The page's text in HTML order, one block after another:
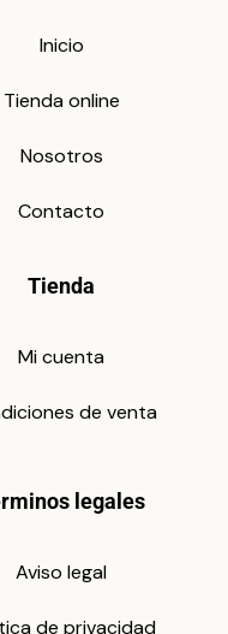
Inicio
Tienda online
Nosotros
Contacto
Tienda
Mi cuenta
de venta
legales
Aviso legal
de privacidad